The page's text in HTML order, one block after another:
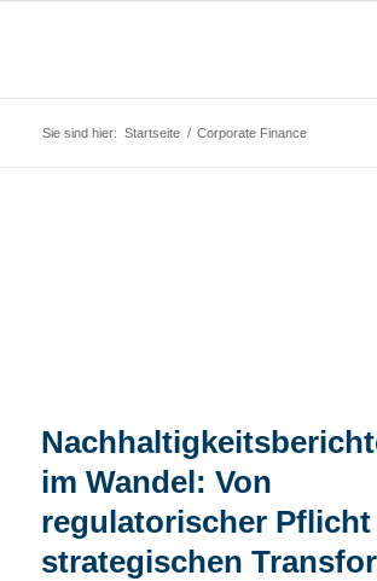
Sie sind hier: Startseite / Corporate Finance
im Wandel: Von
regulatorischer Pflicht
strategischen